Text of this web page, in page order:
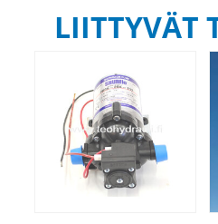
LIITTYVÄT